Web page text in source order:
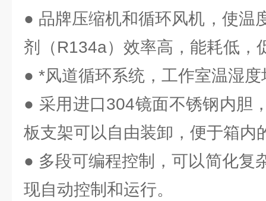
● 品牌压缩机和循环风机，使温
剂（R134a）效率高，能耗低，
● *风道循环系统，工作室温湿度
● 采用进口304镜面不锈钢内胆
板支架可以自由装卸，便于箱内
● 多段可编程控制，可以简化复
现自动控制和运行。